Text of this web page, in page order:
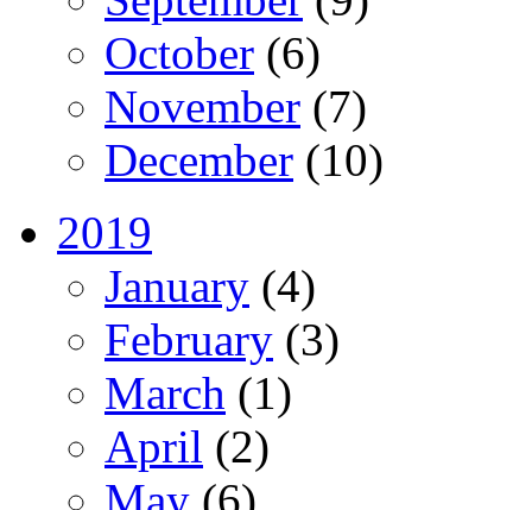
October (6)
November (7)
December (10)
2019
January (4)
February (3)
March (1)
April (2)